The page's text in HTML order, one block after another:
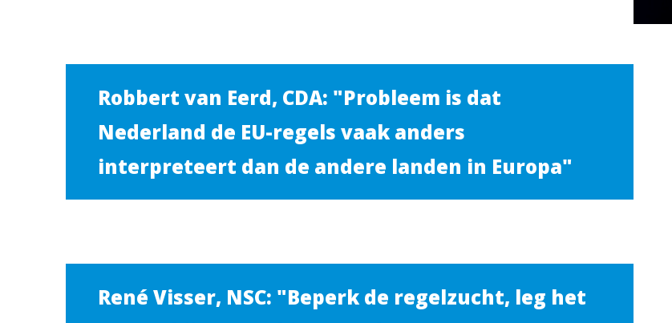
Robbert van Eerd, CDA: "Probleem is dat
Nederland de EU-regels vaak anders
interpreteert dan de andere landen in Europa"
René Visser, NSC: "Beperk de regelzucht, leg het